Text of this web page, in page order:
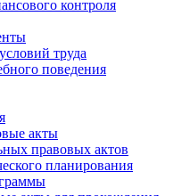
контроля
труда
поведения
акты
правовых актов
планирования